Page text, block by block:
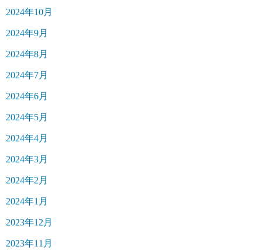
2024年10月
2024年9月
2024年8月
2024年7月
2024年6月
2024年5月
2024年4月
2024年3月
2024年2月
2024年1月
2023年12月
2023年11月